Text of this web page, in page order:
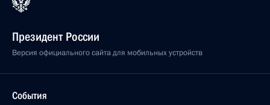
Президент России
Версия официального сайта для мобильных устройств
События